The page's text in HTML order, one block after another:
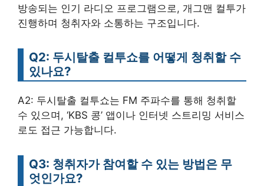
방송되는 인기 라디오 프로그램으로, 개그맨 컬투가
진행하며 청취자와 소통하는 구조입니다.
Q2: 두시탈출 컬투쇼를 어떻게 청취할 수
있나요?
A2: 두시탈출 컬투쇼는 FM 주파수를 통해 청취할
수 있으며, ‘KBS 콩’ 앱이나 인터넷 스트리밍 서비스
로도 접근 가능합니다.
Q3: 청취자가 참여할 수 있는 방법은 무
엇인가요?